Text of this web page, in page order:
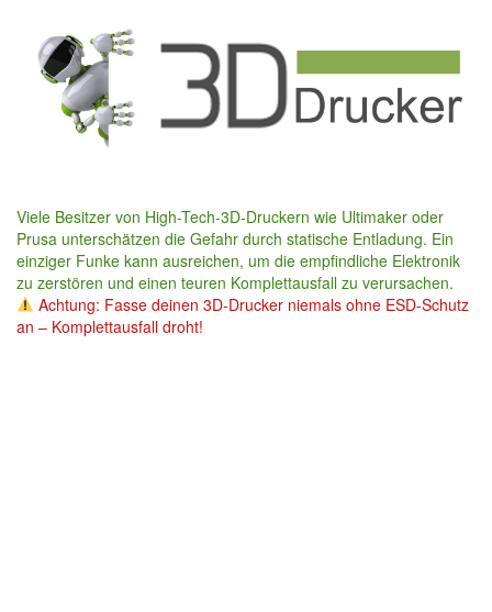
content
Viele Besitzer von High-Tech-3D-Druckern wie Ultimaker oder
Prusa unterschätzen die Gefahr durch statische Entladung. Ein
einziger Funke kann ausreichen, um die empfindliche Elektronik
zu zerstören und einen teuren Komplettausfall zu verursachen.
Achtung: Fasse deinen 3D-Drucker niemals ohne ESD-Schutz
an – Komplettausfall droht!